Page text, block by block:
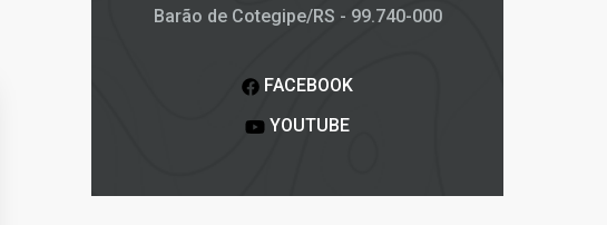
Barão de Cotegipe/RS - 99.740-000
FACEBOOK
YOUTUBE